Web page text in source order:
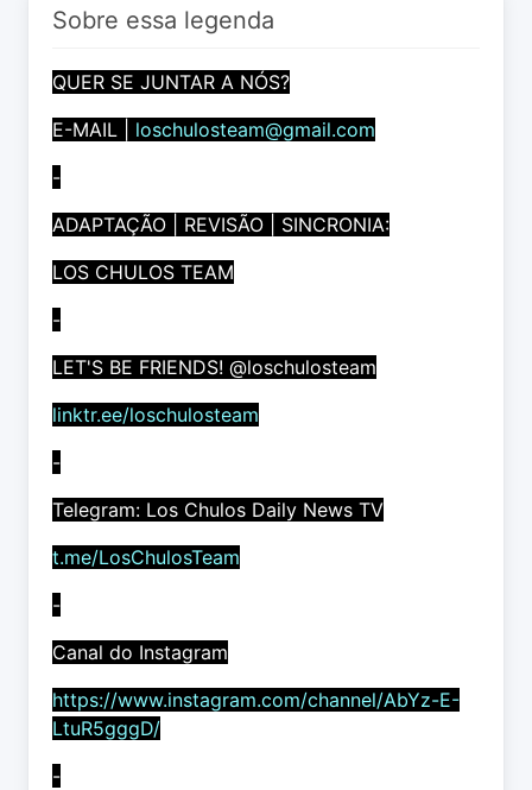
Sobre essa legenda
QUER SE JUNTAR A NÓS?
E-MAIL | loschulosteam@gmail.com
-
ADAPTAÇÃO | REVISÃO | SINCRONIA:
LOS CHULOS TEAM
-
LET'S BE FRIENDS! @loschulosteam
linktr.ee/loschulosteam
-
Telegram: Los Chulos Daily News TV
t.me/LosChulosTeam
-
Canal do Instagram
https://www.instagram.com/channel/AbYz-E-
LtuR5gggD/
-